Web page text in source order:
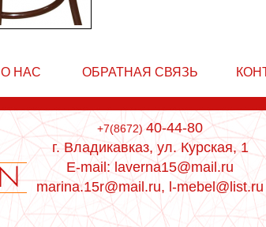
О НАС ОБРАТНАЯ СВЯЗЬ
+7(8672)40-44-80
г. Владикавказ, ул. Курская, 1
E-mail: laverna15@mail.ru
marina.15r@mail.ru, l-mebel@list.ru